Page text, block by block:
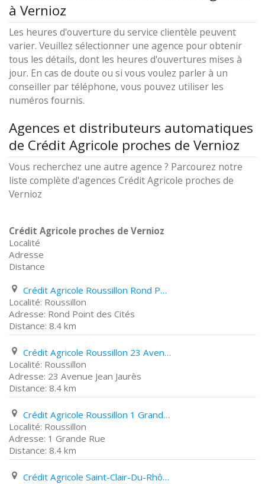
à Vernioz
Les heures d'ouverture du service clientèle peuvent
varier. Veuillez sélectionner une agence pour obtenir
tous les détails, dont les heures d'ouvertures mises à
jour. En cas de doute ou si vous voulez parler à un
conseiller par téléphone, vous pouvez utiliser les
numéros fournis.
Agences et distributeurs automatiques
de Crédit Agricole proches de Vernioz
Vous recherchez une autre agence ? Parcourez notre
liste complète d'agences Crédit Agricole proches de
Vernioz
Crédit Agricole proches de Vernioz
Localité
Adresse
Distance
Crédit Agricole Roussillon Rond Point des Cités
Roussillon
Rond Point des Cités
8.4 km
Crédit Agricole Roussillon 23 Avenue Jean Jaurès
Roussillon
23 Avenue Jean Jaurès
8.4 km
Crédit Agricole Roussillon 1 Grande Rue
Roussillon
1 Grande Rue
8.4 km
Crédit Agricole Saint-Clair-Du-Rhône Route de condrieu